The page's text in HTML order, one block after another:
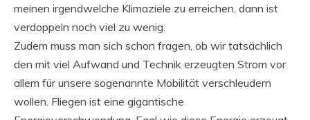
meinen irgendwelche Klimaziele zu erreichen, dann ist
verdoppeln noch viel zu wenig.
Zudem muss man sich schon fragen, ob wir tatsächlich
den mit viel Aufwand und Technik erzeugten Strom vor
allem für unsere sogenannte Mobilität verschleudern
wollen. Fliegen ist eine gigantische